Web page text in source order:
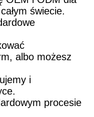
świecie.
albo możesz
i
procesie